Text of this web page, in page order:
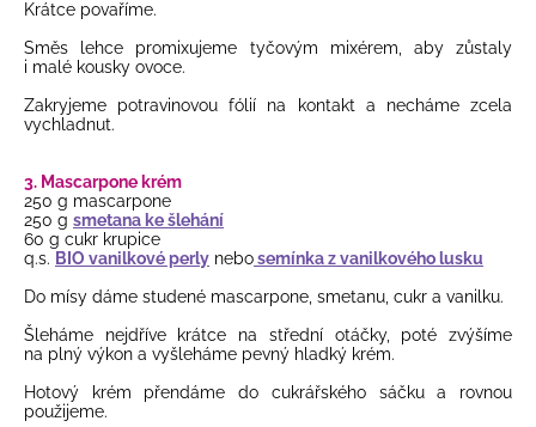
Krátce povaříme.
Směs lehce promixujeme tyčovým mixérem, aby zůstaly
i malé kousky ovoce.
Zakryjeme potravinovou fólií na kontakt a necháme zcela
vychladnut.
3. Mascarpone krém
250 g mascarpone
250 g smetana ke šlehání
60 g cukr krupice
q.s. BIO vanilkové perly nebosemínka z vanilkového lusku
Do mísy dáme studené mascarpone, smetanu, cukr a vanilku.
Šleháme nejdříve krátce na střední otáčky, poté zvýšíme
na plný výkon a vyšleháme pevný hladký krém.
Hotový krém přendáme do cukrářského sáčku a rovnou
použijeme.